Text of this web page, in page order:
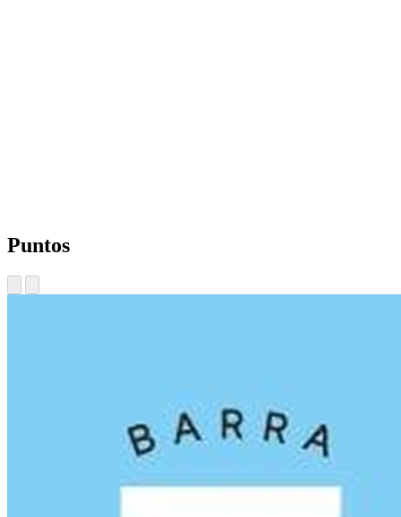
Puntos